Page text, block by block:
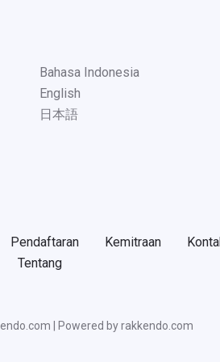
Bahasa Indonesia
English
日本語
Pendaftaran Kemitraan
Tentang
| Powered by rakkendo.com